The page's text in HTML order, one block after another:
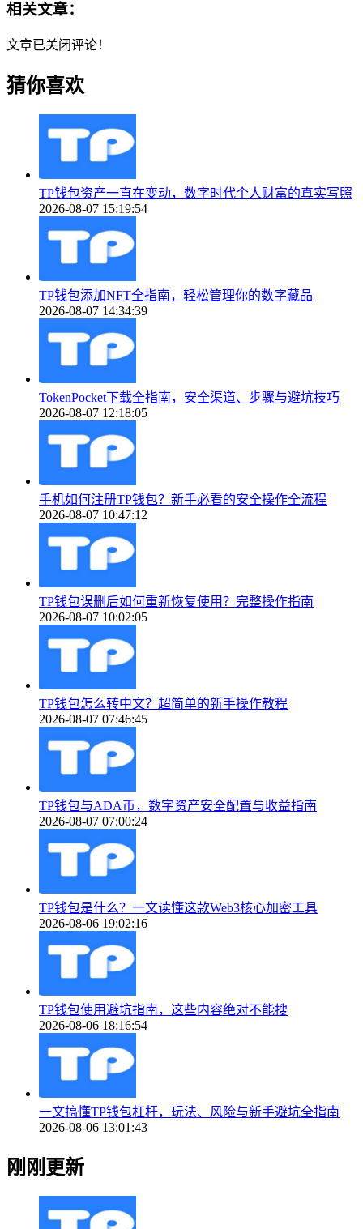
相关文章：
文章已关闭评论！
猜你喜欢
TP钱包资产一直在变动，数字时代个人财富的真实写照
2026-08-07 15:19:54
TP钱包添加NFT全指南，轻松管理你的数字藏品
2026-08-07 14:34:39
TokenPocket下载全指南，安全渠道、步骤与避坑技巧
2026-08-07 12:18:05
手机如何注册TP钱包？新手必看的安全操作全流程
2026-08-07 10:47:12
TP钱包误删后如何重新恢复使用？完整操作指南
2026-08-07 10:02:05
TP钱包怎么转中文？超简单的新手操作教程
2026-08-07 07:46:45
TP钱包与ADA币，数字资产安全配置与收益指南
2026-08-07 07:00:24
TP钱包是什么？一文读懂这款Web3核心加密工具
2026-08-06 19:02:16
TP钱包使用避坑指南，这些内容绝对不能搜
2026-08-06 18:16:54
一文搞懂TP钱包杠杆，玩法、风险与新手避坑全指南
2026-08-06 13:01:43
刚刚更新